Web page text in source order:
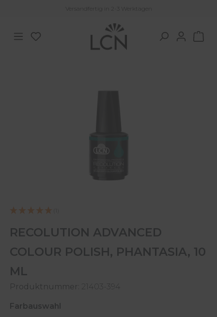
Zum Hauptinhalt springenVersandfertig in 2-3 Werktagen
Du hast 0 Produkte auf dem Merkzettel
RECOLUTION ADVANCED
COLOUR POLISH, PHANTASIA, 10
ML
Produktnummer: 21403-394
Farbauswahl